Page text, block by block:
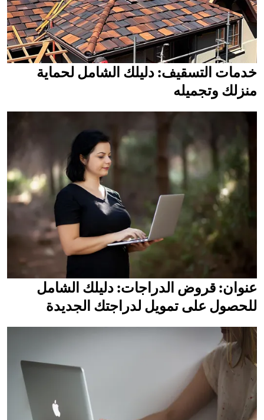
خدمات التسقيف: دليلك الشامل لحماية
منزلك وتجميله
عنوان: قروض الدراجات: دليلك الشامل
للحصول على تمويل لدراجتك الجديدة